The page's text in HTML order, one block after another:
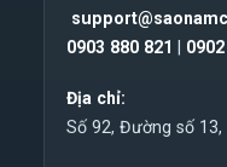
0903 880 821
Địa chỉ:
Số 92, Đường số 13,